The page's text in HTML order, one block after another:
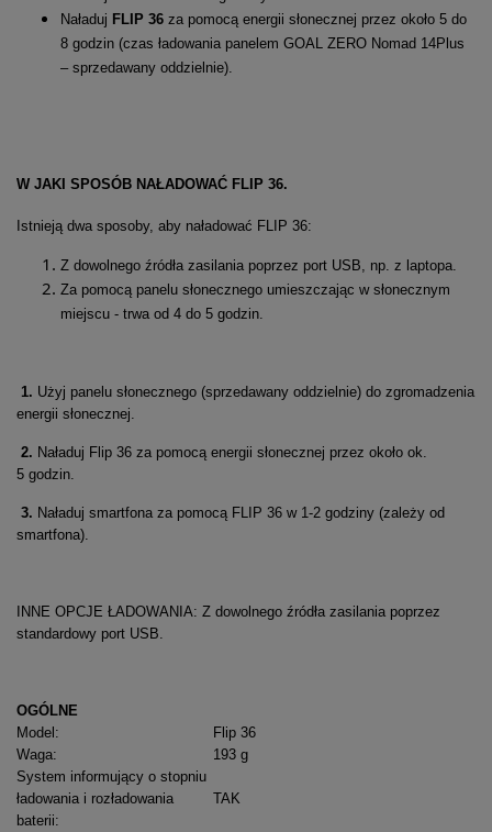
Naładuj FLIP 36 za pomocą energii słonecznej przez około 5 do
8 godzin (czas ładowania panelem GOAL ZERO Nomad 14Plus
– sprzedawany oddzielnie).
W JAKI SPOSÓB NAŁADOWAĆ FLIP 36.
Istnieją dwa sposoby, aby naładować FLIP 36:
Z dowolnego źródła zasilania poprzez port USB , np. z laptopa.
Za pomocą panelu słonecznego umieszczając w słonecznym
miejscu - trwa od 4 do 5 godzin.
1. Użyj panelu słonecznego (sprzedawany oddzielnie) do zgromadzenia
energii słonecznej.
2. Naładuj Flip 36 za pomocą energii słonecznej przez około ok.
5 godzin.
3. Naładuj smartfona za pomocą FLIP 36 w 1-2 godziny (zależy od
smartfona).
INNE OPCJE ŁADOWANIA: Z dowolnego źródła zasilania poprzez
standardowy port USB.
OGÓLNE
Model :
Flip 36
Waga:
193 g
System informujący o stopniu
ładowania i rozładowania
baterii:
TAK